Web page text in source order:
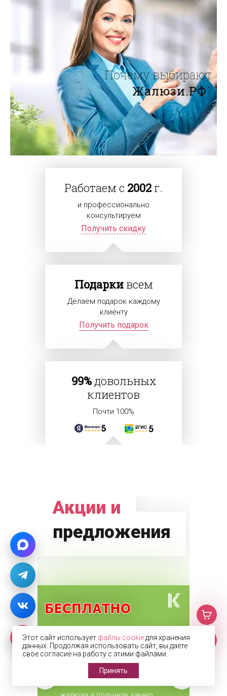
Почему выбирают
Жалюзи.РФ?
Работаем с 2002 г.
и профессионально
консультируем
Получить скидку
Подаркивсем
Делаем подарок каждому
клиенту
Получить подарок
99%довольных
клиентов
Почти 100%
Акции и
предложения
Замер, доставка и
монтаж = 0р. Для
всех жалюзи.
Этот сайт использует файлы cookie для хранения
данных. Продолжая использовать сайт, вы даете
свое согласие на работу с этими файлами.
Принять